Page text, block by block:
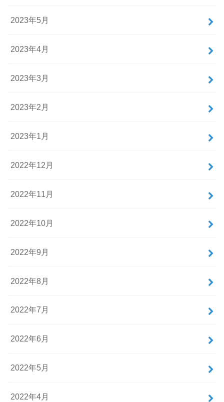
2023年5月
2023年4月
2023年3月
2023年2月
2023年1月
2022年12月
2022年11月
2022年10月
2022年9月
2022年8月
2022年7月
2022年6月
2022年5月
2022年4月